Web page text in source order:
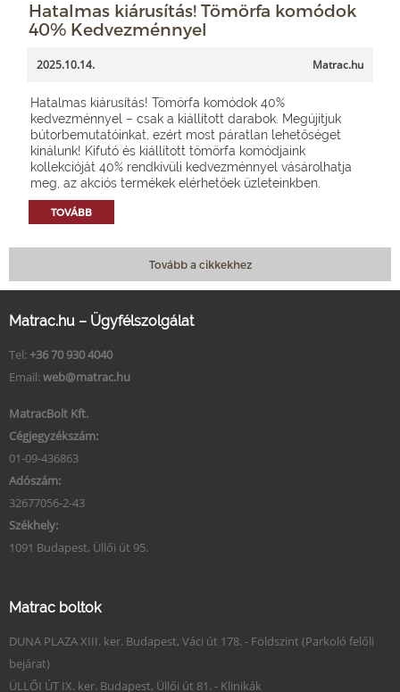
Hatalmas kiárusítás! Tömörfa komódok
40% Kedvezménnyel
2025.10.14. Matrac.hu
Hatalmas kiárusítás! Tömörfa komódok 40%
kedvezménnyel – csak a kiállított darabok. Megújítjuk
bútorbemutatóinkat, ezért most páratlan lehetőséget
kínálunk! Kifutó és kiállított tömörfa komódjaink
kollekcióját 40% rendkívüli kedvezménnyel vásárolhatja
meg, az akciós termékek elérhetőek üzleteinkben.
TOVÁBB
Tovább a cikkekhez
Matrac.hu – Ügyfélszolgálat
Tel: +36 70 930 4040
Email: web@matrac.hu
MatracBolt Kft.
Cégjegyzékszám:
01-09-436863
Adószám:
32677056-2-43
Székhely:
1091 Budapest, Üllői út 95.
Matrac boltok
DUNA PLAZA XIII. ker. Budapest, Váci út 178. - Földszint (Parkoló felőli
bejárat)
ÜLLŐI ÚT IX. ker. Budapest, Üllői út 81. - Klinikák